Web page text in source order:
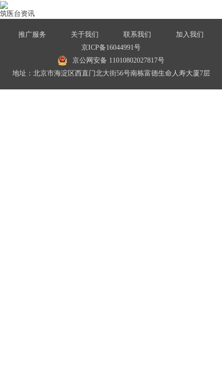
筑医台资讯
推广服务 关于我们 联系我们
加入我们
京ICP备16044991号
京公网安备 11010802027817号
地址：北京市海淀区西直门北大街56号南栋富德生命人寿大厦7层